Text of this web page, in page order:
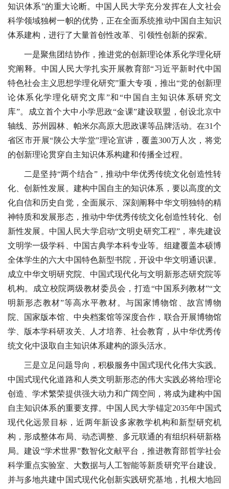
知识体系”的重大论断。中国人民大学充分发挥在人文社会
科学领域独树一帜的优势，正在全面系统推动中国自主知识
体系建构，进行了大量首创性改革、引领性创新的探索。
一是聚焦团结协作，推进党的创新理论体系化学理化研
究阐释。中国人民大学扎实开展教育部“习近平新时代中国
特色社会主义思想学理化研究”重大专项，推出“党的创新理
论体系化学理化研究文库”和“中国自主知识体系研究文
库”。成立首个大中小学思政“金课”建设联盟，创设北京中
轴线、苏州园林、帕米尔高原大思政课等品牌活动。在31个
省区市开展“陕公大学堂”理论宣讲，覆盖300万人次，将党
的创新理论贯穿自主知识体系构建和传播全过程。
二是坚持“两个结合”，推动中华优秀传统文化创造性转
化、创新性发展。建构中国自主的知识体系，要以高度的文
化自信和历史自觉，全面展示、深刻阐释中华文明独特的精
神特质和发展形态，推动中华优秀传统文化创造性转化、创
新性发展。中国人民大学启动“文明史研究工程”，率先建设
文明学一级学科、中国古典学本科专业等。组建覆盖本硕博
全体学生的六大中国特色新型书院，开设中华文明通识课。
成立中华文明研究院、中国式现代化与文明新形态研究院等
机构。成立校院两级教材委员会，打造“中国系列教材”“文
明新形态教材”等高水平教材。与国家博物馆、故宫博物
院、国家版本馆、中央档案馆等深度合作，联合开展博物馆
学、版本学科研攻关、人才培养、社会教育，从中华优秀传
统文化中汲取自主知识体系建构的源头活水。
三是立足问题导向，积极服务中国式现代化伟大实践。
中国式现代化道路和人类文明新形态的伟大实践必将给理论
创造、学术繁荣提供强大动力和广阔空间，将成为建构中国
自主知识体系的重要支撑。中国人民大学锚定2035年中国式
现代化远景目标，近两年新设多家教学机构和新型研究机
构，形成整体布局、动态调整、多元联通的有组织科研新格
局。建设“学术世界”数智化文献平台，推进教育部哲学社会
科学重点实验室、大数据与人工智能等新质研究平台建设。
并与多地共建中国式现代化创新实践研究基地，扎根大地回